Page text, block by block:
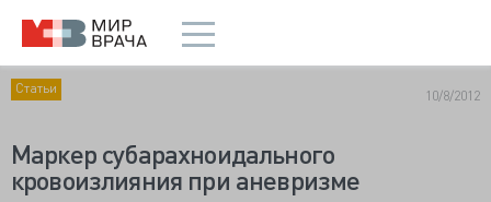
Статьи 10/8/2012
Маркер субарахноидального
кровоизлияния при аневризме